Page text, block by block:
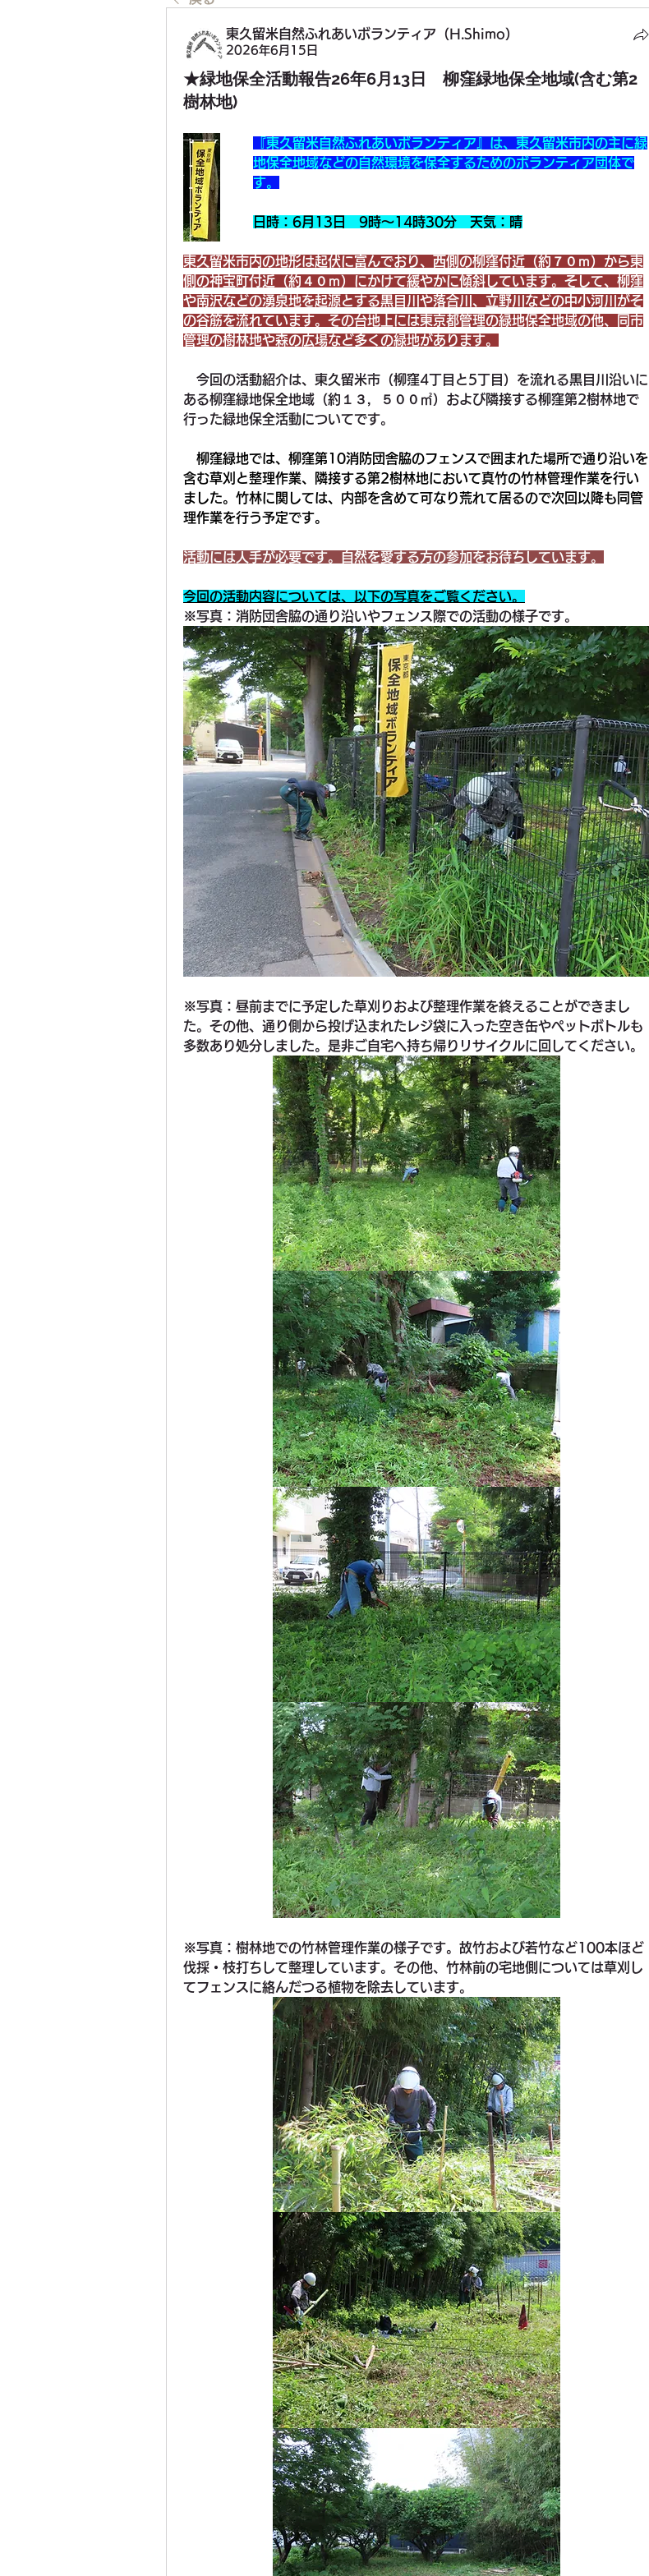
東久留米自然ふれあいボランティア（H.Shimo）
2026年6月15日
★緑地保全活動報告26年6月13日 柳窪緑地保全地域(含む第2
樹林地)
『東久留米自然ふれあいボランティア』は、東久留米市内の主に緑
地保全地域などの自然環境を保全するためのボランティア団体で
す。
日時：6月13日　9時～14時30分　天気：晴
東久留米市内の地形は起伏に富んでおり、西側の柳窪付近（約７０ｍ）から東
側の神宝町付近（約４０ｍ）にかけて緩やかに傾斜しています。そして、柳窪
や南沢などの湧泉地を起源とする黒目川や落合川、立野川などの中小河川がそ
の谷筋を流れています。その台地上には東京都管理の緑地保全地域の他、同市
管理の樹林地や森の広場など多くの緑地があります。
今回の活動紹介は、東久留米市（柳窪4丁目と5丁目）を流れる黒目川沿いに
ある柳窪緑地保全地域（約１３，５００㎡）および隣接する柳窪第2樹林地で
行った緑地保全活動についてです。
柳窪緑地では、柳窪第10消防団舎脇のフェンスで囲まれた場所で通り沿いを
含む草刈と整理作業、隣接する第2樹林地において真竹の竹林管理作業を行い
ました。竹林に関しては、内部を含めて可なり荒れて居るので次回以降も同管
理作業を行う予定です。
活動には人手が必要です。自然を愛する方の参加をお待ちしています。
今回の活動内容については、以下の写真をご覧ください。
※写真：消防団舎脇の通り沿いやフェンス際での活動の様子です。
※写真：昼前までに予定した草刈りおよび整理作業を終えることができまし
た。その他、通り側から投げ込まれたレジ袋に入った空き缶やペットボトルも
多数あり処分しました。是非ご自宅へ持ち帰りリサイクルに回してください。
※写真：樹林地での竹林管理作業の様子です。故竹および若竹など100本ほど
伐採・枝打ちして整理しています。その他、竹林前の宅地側については草刈し
てフェンスに絡んだつる植物を除去しています。